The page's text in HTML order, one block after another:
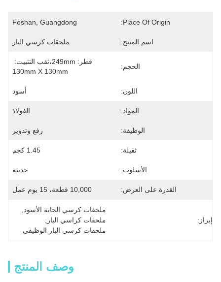
Place Of Origin:
Foshan, Guangdong
اسم المنتج: ملحقات كرسي البار
الحجم:
130mm X 130mm
اللون: أسود
المواد: الفولاذ
الوظيفة: رفع وتدوير
ثقيلة: 1.45 كجم
الأسلوب: حديثة
القدرة على العرض: 10,000 قطعة، 15 يوم عمل
إبراز:
ملحقات كرسي الحانة الأسود
ملحقات كراسي البار
ملحقات كرسي البار الوظيفي
وصف المنتج